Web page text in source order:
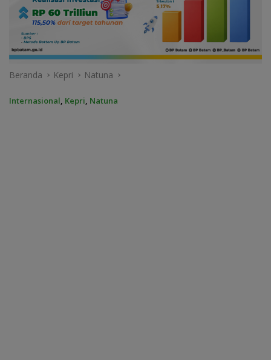
Beranda Kepri Natuna
Internasional, Kepri, Natuna